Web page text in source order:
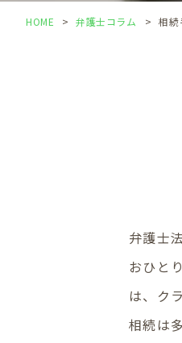
HOME > 弁護士コラム > 相
弁護士
おひと
は、ク
相続は